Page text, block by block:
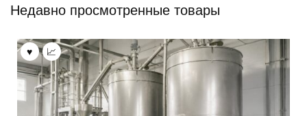
Недавно просмотренные товары